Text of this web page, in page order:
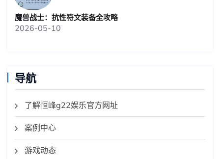
魔兽战士：抗性符文装备全攻略
2026-05-10
导航
了解恒峰g22娱乐官方网址
案例中心
游戏动态